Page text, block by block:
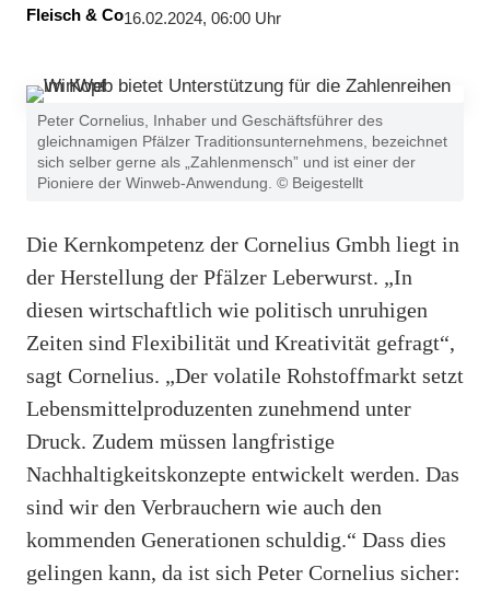
Fleisch & Co16.02.2024, 06:00 Uhr
Peter Cornelius, Inhaber und Geschäftsführer des
gleichnamigen Pfälzer Traditionsunternehmens, bezeichnet
sich selber gerne als „Zahlenmensch” und ist einer der
Pioniere der Winweb-Anwendung. © Beigestellt
Die Kernkompetenz der Cornelius Gmbh liegt in
der Herstellung der Pfälzer Leberwurst. „In
diesen wirtschaftlich wie politisch unruhigen
Zeiten sind Flexibilität und Kreativität gefragt“,
sagt Cornelius. „Der volatile Rohstoffmarkt setzt
Lebensmittelproduzenten zunehmend unter
Druck. Zudem müssen langfristige
Nachhaltigkeitskonzepte entwickelt werden. Das
sind wir den Verbrauchern wie auch den
kommenden Generationen schuldig.“ Dass dies
gelingen kann, da ist sich Peter Cornelius sicher: